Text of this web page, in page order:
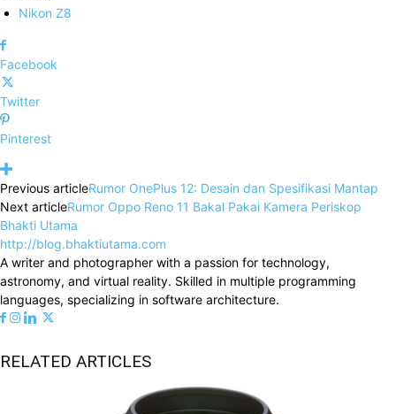
Nikon Z8
Facebook
Twitter
Pinterest
Previous articleRumor OnePlus 12: Desain dan Spesifikasi Mantap
Next articleRumor Oppo Reno 11 Bakal Pakai Kamera Periskop
Bhakti Utama
http://blog.bhaktiutama.com
A writer and photographer with a passion for technology,
astronomy, and virtual reality. Skilled in multiple programming
languages, specializing in software architecture.
RELATED ARTICLES